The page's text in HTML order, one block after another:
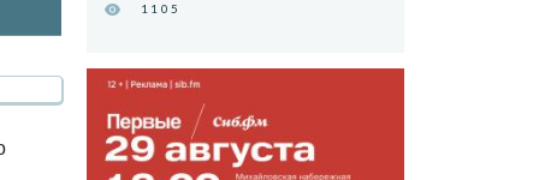
1105